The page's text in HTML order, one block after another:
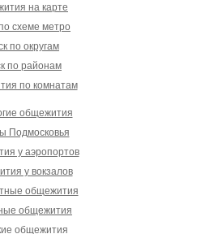
на карте
схеме метро
по округам
по районам
по комнатам
общежития
Подмосковья
у аэропортов
у вокзалов
общежития
общежития
общежития